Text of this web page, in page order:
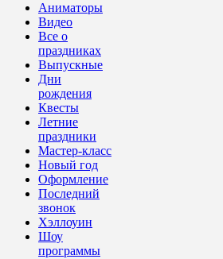
Аниматоры
Видео
Все о
праздниках
Выпускные
Дни
рождения
Квесты
Летние
праздники
Мастер-класс
Новый год
Оформление
Последний
звонок
Хэллоуин
Шоу
программы